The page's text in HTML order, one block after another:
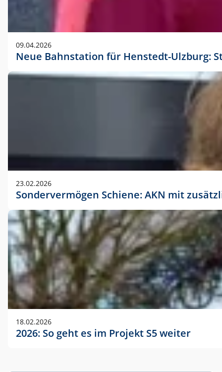
09.04.2026
Neue Bahnstation für Henstedt-Ulzburg:
23.02.2026
Sondervermögen Schiene: AKN mit
18.02.2026
2026: So geht es im Projekt S5 weiter